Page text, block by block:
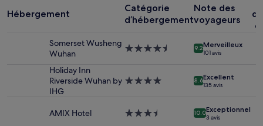
base
Hébergement
Catégorie
d’hébergement
Note des
voyageurs
Somerset Wusheng
Wuhan
Hébergement
9.2Merveilleux
101 avis
Holiday Inn
Riverside Wuhan by
IHG
Hébergement
8.6Excellent
135 avis
AMIX Hotel
Hébergement
10.0Exceptionnel
3 avis